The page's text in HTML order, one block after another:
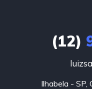
(12)
Ilhabela -